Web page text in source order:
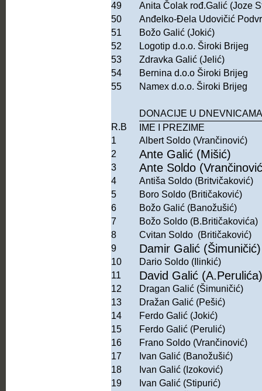
49
Anita Čolak rođ.Galić (Joze
50
Anđelko-Đela Udovičić
51
Božo Galić (Jokić)
52
Logotip d.o.o. Široki Brijeg
53
Zdravka Galić (Jelić)
54
Bernina d.o.o Široki Brijeg
55
Namex d.o.o. Široki Brijeg
DONACIJE U DNEVNICAMA
R.B
IME I PREZIME
1
Albert Soldo (Vrančinović)
2
Ante Galić (Mišić)
3 Ante Soldo
4
Antiša Soldo (Britvičaković)
5
Boro Soldo (Britičaković)
6
Božo Galić (Banožušić)
7
Božo Soldo (B.Britičakovića)
8
Cvitan Soldo (Britičaković)
9
Damir Galić (Šimuničić)
10
Dario Soldo (Ilinkić)
11
David Galić (A.Perulića)
12
Dragan Galić (Šimuničić)
13
Dražan Galić (Pešić)
14
Ferdo Galić (Jokić)
15
Ferdo Galić (Perulić)
16
Frano Soldo (Vrančinović)
17
Ivan Galić (Banožušić)
18
Ivan Galić (Izoković)
19
Ivan Galić (Stipurić)